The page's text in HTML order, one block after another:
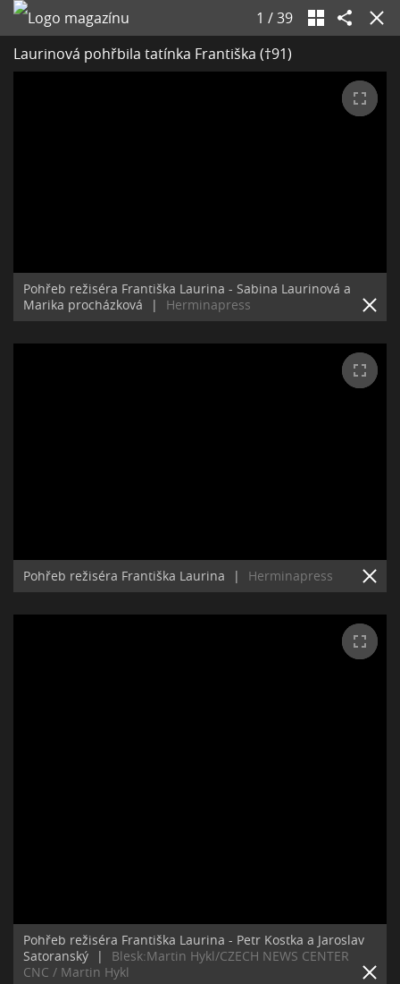
1 /39
Laurinová pohřbila tatínka Františka (†91)
Pohřeb režiséra Františka Laurina - Sabina Laurinová a
Marika procházková
| Herminapress
Pohřeb režiséra Františka Laurina | Herminapress
Pohřeb režiséra Františka Laurina - Petr Kostka a Jaroslav
Satoranský
|
Blesk:Martin Hykl/CZECH NEWS CENTER
CNC / Martin Hykl